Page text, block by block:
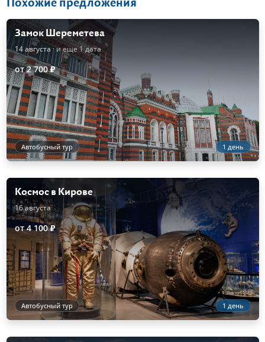
Похожие предложения
Замок Шереметева
14 августа· и еще 1 дата
от 2 700 ₽
Автобусный тур 1 день
Космос в Кирове
16 августа
от 4 100 ₽
Автобусный тур 1 день